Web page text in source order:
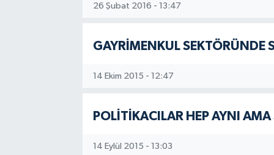
26 Şubat 2016 - 13:47
GAYRİMENKUL SEKTÖRÜNDE
14 Ekim 2015 - 12:47
POLİTİKACILAR HEP AYNI
14 Eylül 2015 - 13:03